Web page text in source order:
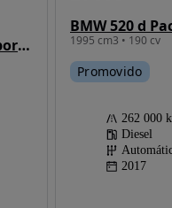
BMW 520 d Pack Desportivo M Auto
BMW 520 d
1995 cm3 • 190 cv
Promovido
262 000
Diesel
2017